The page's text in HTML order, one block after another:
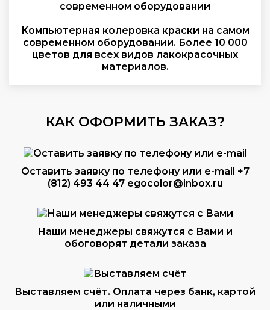
Компьютерная колеровка краски на самом
современном оборудовании. Более 10 000
цветов для всех видов лакокрасочных
материалов.
КАК ОФОРМИТЬ ЗАКАЗ?
Оставить заявку по телефону или e-mail +7
(812) 493 44 47 egocolor@inbox.ru
Наши менеджеры свяжутся с Вами и
обоговорят детали заказа
Выставляем счёт. Оплата через банк, картой
или наличными